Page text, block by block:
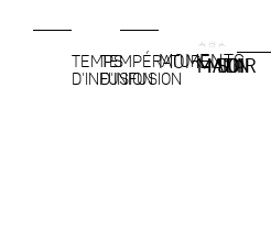
TEMPS
D'INFUSION
TEMPÉRATURE
D'INFUSION
MOMENTS
MATIN
MIDI
SOIR